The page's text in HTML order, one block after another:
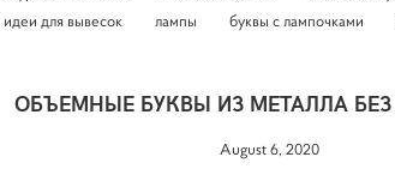
идеи для вывесок лампы буквы с лампочками
ОБЪЕМНЫЕ БУКВЫ ИЗ МЕТАЛЛА
August 6, 2020